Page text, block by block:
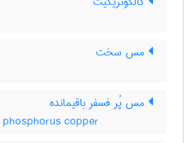
مس سخت
مس پُر فسفر باقیمانده
copper